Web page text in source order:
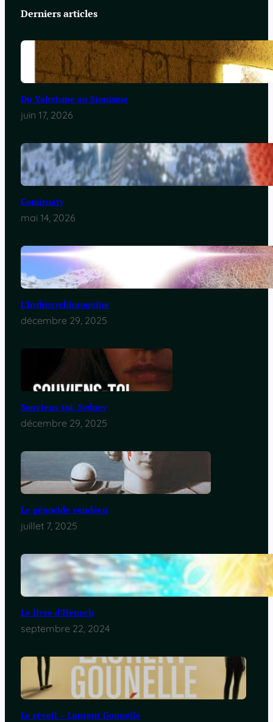
Derniers articles
Du Yahvisme au Sionisme
juin 17, 2026
Comirnaty
mai 14, 2026
L’hydroxychloroquine
décembre 29, 2025
Souviens-toi, Sydney
décembre 29, 2025
Le génocide vendéen
juillet 7, 2025
Le livre d’Hénoch
septembre 22, 2024
Le réveil – Laurent Gounelle